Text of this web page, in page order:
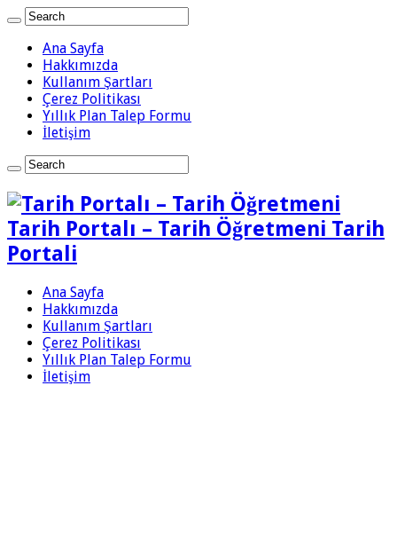
Ana Sayfa
Hakkımızda
Kullanım Şartları
Çerez Politikası
Yıllık Plan Talep Formu
İletişim
Tarih Portalı – Tarih Öğretmeni Tarih
Portali
Ana Sayfa
Hakkımızda
Kullanım Şartları
Çerez Politikası
Yıllık Plan Talep Formu
İletişim